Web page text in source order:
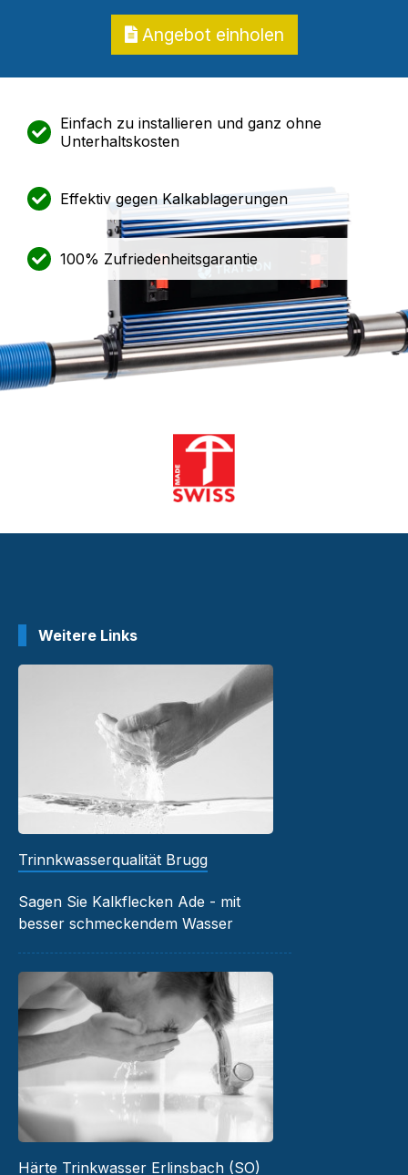
Angebot einholen
Einfach zu installieren und ganz ohne
Unterhaltskosten
Effektiv gegen Kalkablagerungen
100% Zufriedenheitsgarantie
Weitere Links
Trinnkwasserqualität Brugg
Sagen Sie Kalkflecken Ade - mit
besser schmeckendem Wasser
Härte Trinkwasser Erlinsbach (SO)